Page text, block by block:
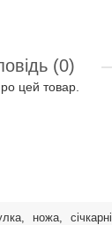
(0)
цей товар.
, ножа, січкарні